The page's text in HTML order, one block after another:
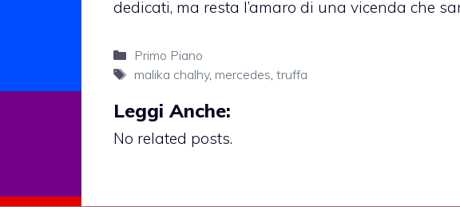
dedicati, ma resta l’amaro di una vicenda che
Categorie
Primo Piano
Tag
malika chalhy, mercedes, truffa
Leggi Anche:
No related posts.